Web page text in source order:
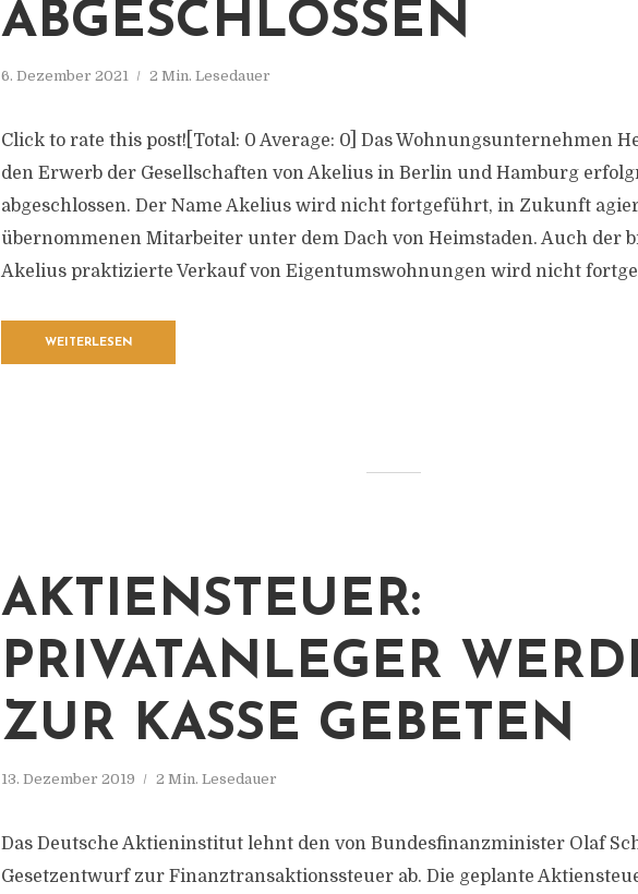
ABGESCHLOSSEN
6. Dezember 2021 2 Min. Lesedauer
Click to rate this post![Total: 0 Average: 0] Das Wohnungsunternehmen
den Erwerb der Gesellschaften von Akelius in Berlin und Hamburg
abgeschlossen. Der Name Akelius wird nicht fortgeführt, in Zukunft
übernommenen Mitarbeiter unter dem Dach von Heimstaden. Auch der
Akelius praktizierte Verkauf von Eigentumswohnungen wird nicht
WEITERLESEN
AKTIENSTEUER:
PRIVATANLEGER
ZUR KASSE GEBETEN
13. Dezember 2019 2 Min. Lesedauer
Das Deutsche Aktieninstitut lehnt den von Bundesfinanzminister Olaf
Gesetzentwurf zur Finanztransaktionssteuer ab. Die geplante